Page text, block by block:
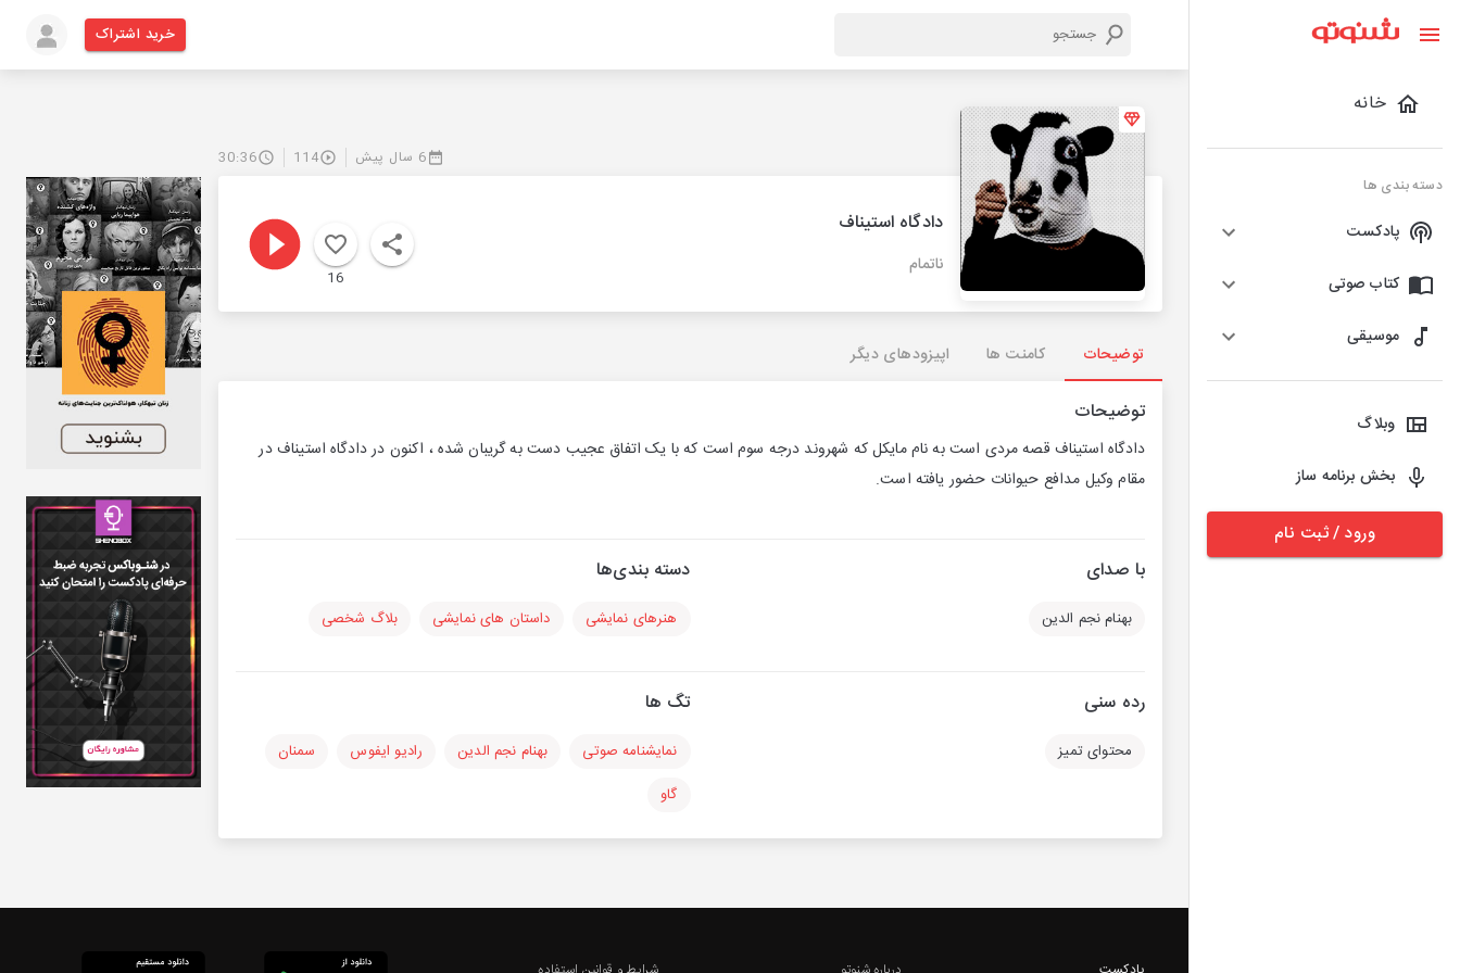
خانه
دسته بندی ها
پادکست
کتاب صوتی
موسیقی
وبلاگ
بخش برنامه ساز
ورود / ثبت نام
خرید اشتراک
6 سال پیش 114
30:36
دادگاه استیناف
ناتمام
16
توضیحات کامنت ها اپیزودهای دیگر
توضیحات
دادگاه استیناف قصه مردی است به نام مایکل که شهروند درجه سوم است که با یک اتفاق عجیب دست به گریبان شده ، اکنون در دادگاه استیناف در
مقام وکیل مدافع حیوانات حضور یافته است.
با صدای
بهنام نجم الدین
دسته بندی‌ها
هنرهای نمایشی داستان های نمایشی بلاگ شخصی
رده سنی
محتوای تمیز
تگ ها
نمایشنامه صوتی بهنام نجم الدین رادیو ایفوس
سمنان
گاو